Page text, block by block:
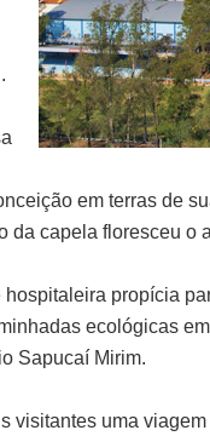
em terras de
da capela floresceu
propícia
ecológicas
Sapucaí Mirim.
visitantes uma